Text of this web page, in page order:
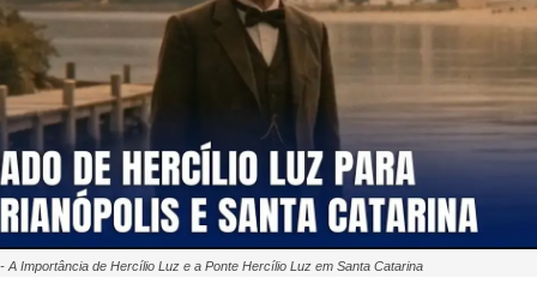
- A Importância de Hercílio Luz e a Ponte Hercílio Luz em Santa Catarina